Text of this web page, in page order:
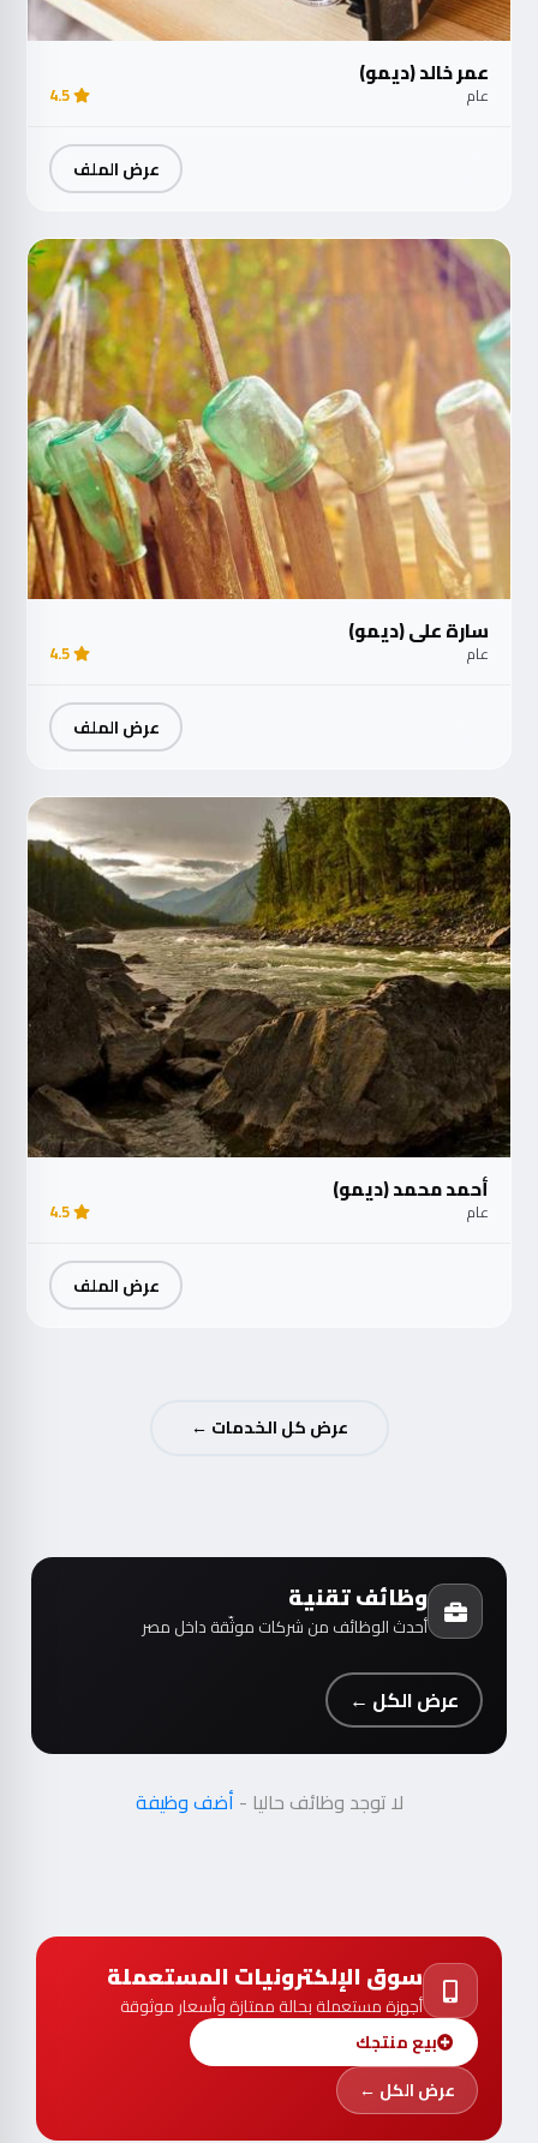
عمر خالد (ديمو)
عام 4.5
عرض الملف
سارة علي (ديمو)
عام 4.5
عرض الملف
أحمد محمد (ديمو)
عام 4.5
عرض الملف
عرض كل الخدمات ←
وظائف تقنية
أحدث الوظائف من شركات موثّقة داخل مصر
عرض الكل ←
لا توجد وظائف حاليا - أضف وظيفة
سوق الإلكترونيات المستعملة
أجهزة مستعملة بحالة ممتازة وأسعار موثوقة
بيع منتجك
عرض الكل ←